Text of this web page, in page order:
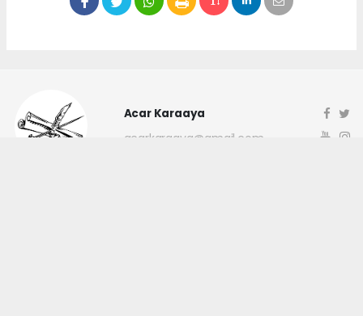
Acar Karaaya
acarkaraaya@gmail.com